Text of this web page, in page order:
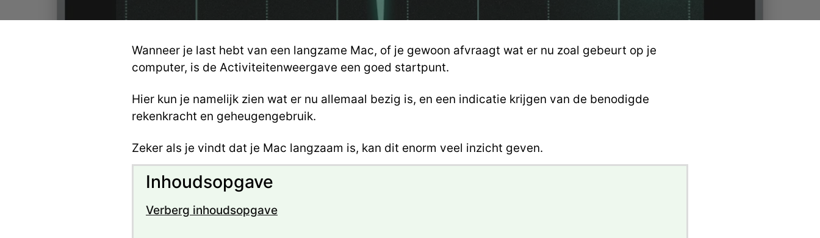
Wanneer je last hebt van een langzame Mac, of je gewoon afvraagt wat er nu zoal gebeurt op je
computer, is de Activiteitenweergave een goed startpunt.
Hier kun je namelijk zien wat er nu allemaal bezig is, en een indicatie krijgen van de benodigde
rekenkracht en geheugengebruik.
Zeker als je vindt dat je Mac langzaam is, kan dit enorm veel inzicht geven.
Inhoudsopgave
Verberg inhoudsopgave